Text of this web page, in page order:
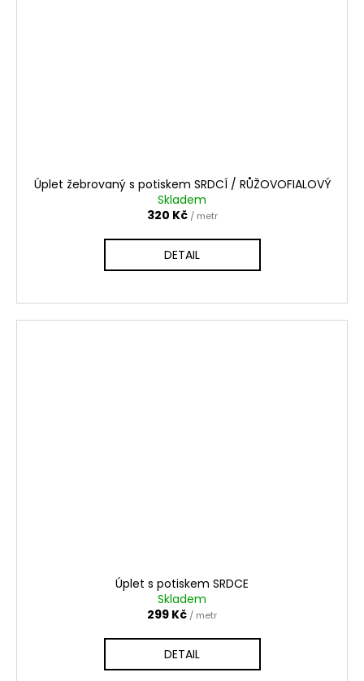
Úplet žebrovaný s potiskem SRDCÍ / RŮŽOVOFIALOVÝ
Skladem
320 Kč / metr
DETAIL
Úplet s potiskem SRDCE
Skladem
299 Kč / metr
DETAIL